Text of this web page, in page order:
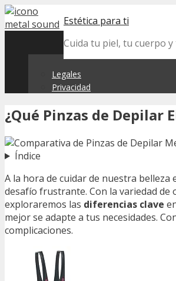
Skip
to
Estética para ti
Cuida tu piel, tu cuerpo
Legales
Privacidad
¿Qué Pinzas de Depilar
Índice
A la hora de cuidar de nuestra belleza
desafío frustrante. Con la variedad
exploraremos las diferencias clave
mejor se adapte a tus necesidades.
complicaciones.